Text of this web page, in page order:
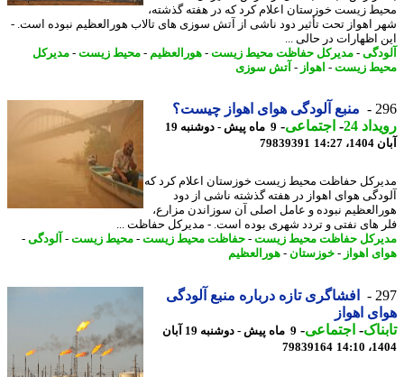
زیست خوزستان اعلام کرد که در هفته گذشته،
اهواز تحت تأثیر دود ناشی از آتش سوزی های تالاب هورالعظیم نبوده است. -
اظهارات در حالی ...
-مدیرکل حفاظت محیط زیست-هورالعظیم-محیط زیست-مدیرکل
زیست-اهواز -آتش سوزی
منبع آلودگی هوای اهواز چیست؟
24
-اجتماعی-
9 ماه پیش - دوشنبه 19
79839391
حفاظت محیط زیست خوزستان اعلام کرد که
هوای اهواز در هفته گذشته ناشی از دود
نبوده و عامل اصلی آن سوزاندن مزارع،
های نفتی و تردد شهری بوده است. - مدیرکل حفاظت ...
حفاظت محیط زیست-حفاظت محیط زیست-محیط زیست-آلودگی-
اهواز -خوزستان-هورالعظیم
افشاگری تازه درباره منبع آلودگی
اهواز
-اجتماعی-
9 ماه پیش - دوشنبه 19 آبان
79839164